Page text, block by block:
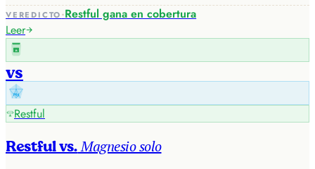
VEREDICTO·Restful gana en cobertura
Leer
R
vs
Mg
Restful
Restful vs. Magnesio solo